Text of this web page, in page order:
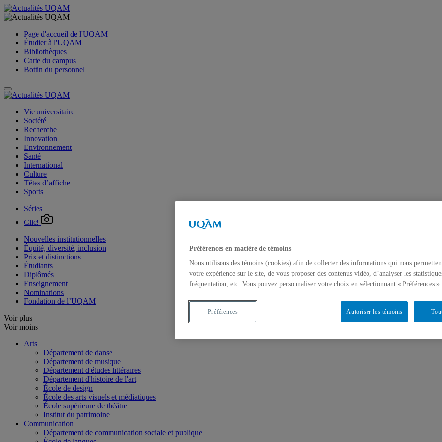
Page d'accueil de l'UQAM
Étudier à l'UQAM
Bibliothèques
Carte du campus
Bottin du personnel
Vie universitaire
Société
Recherche
Innovation
Environnement
Santé
International
Culture
Têtes d’affiche
Sports
Séries
Clic!
Nouvelles institutionnelles
Équité, diversité, inclusion
Prix et distinctions
Étudiants
Diplômés
Enseignement
Nominations
Fondation de l’UQAM
Voir plus
Voir moins
Arts
Département de danse
Département de musique
Département d'études littéraires
Département d'histoire de l'art
École de design
École des arts visuels et médiatiques
École supérieure de théâtre
Institut du patrimoine
Communication
Département de communication sociale et publique
Préférences en matière de témoins
Nous utilisons des témoins (cookies) afin de collecter des informations qui nous
votre expérience sur le site, de vous proposer des contenus vidéo, d’analyser les
fréquentation, etc. Vous pouvez personnaliser votre choix en sélectionnant « Préférences ».
Autoriser les témoins
Préférences